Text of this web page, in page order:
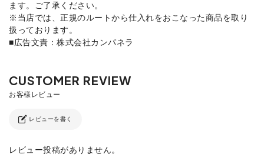
ます。ご了承ください。
※当店では、正規のルートから仕入れをおこなった商品を取り
扱っております。
■広告文責：株式会社カンパネラ
レビューを書く
レビュー投稿がありません。